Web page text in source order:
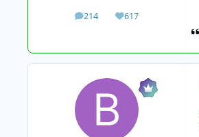
214
berichten617
Waardering